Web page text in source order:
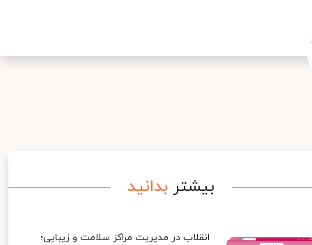
بیشتر بدانید
انقلاب در مدیریت مراکز سلامت و زیبایی؛